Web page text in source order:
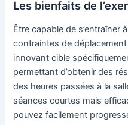
Les bienfaits de
Être capable de s’entraîner
contraintes de
innovant cible
permettant d’obtenir des
des heures passées à la
séances courtes mais
pouvez facilement